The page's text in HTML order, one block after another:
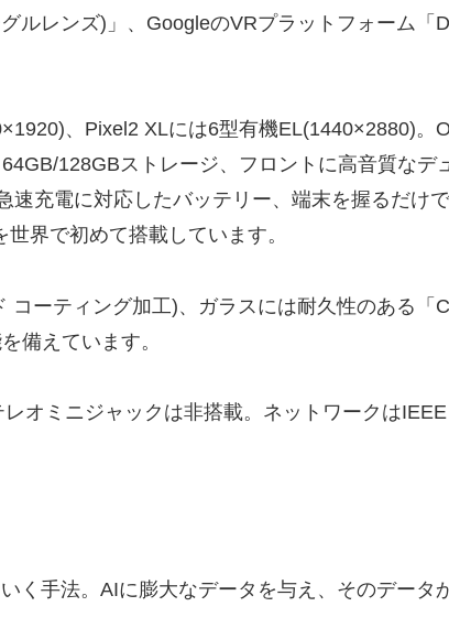
ルレンズ)」、GoogleのVRプラットフォーム「
、Pixel2 XLには6型有機EL(1440×2880)。
128GBストレージ、フロントに高音質な
速充電に対応したバッテリー、端末を握るだけ
界で初めて搭載しています。
コーティング加工)、ガラスには耐久性のある
備えています。
オミニジャックは非搭載。ネットワークは
く手法。AIに膨大なデータを与え、そのデー